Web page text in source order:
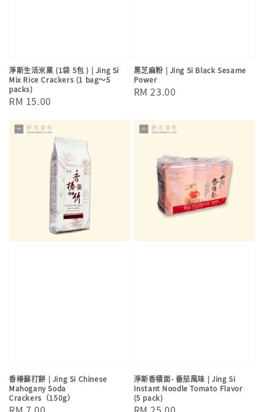
淨斯生活米菓 (1袋 5包 ) | Jing Si
Mix Rice Crackers (1 bag～5
packs)
Regular
RM 15.00
黑芝麻粉 | Jing Si Black Sesame
Power
Regular
RM 23.00
香椿蘇打餅 | Jing Si Chinese
Mahogany Soda
Crackers（150g）
淨斯香積面- 番茄風味 | Jing Si
Instant Noodle Tomato Flavor
(5 pack)